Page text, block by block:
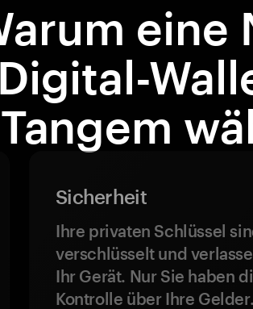
eine
Digital-
Tangem
Sicherheit
Ihre privaten Schlüssel
verschlüsselt und
Ihr Gerät. Nur Sie haben
Kontrolle über Ihre Gelder.